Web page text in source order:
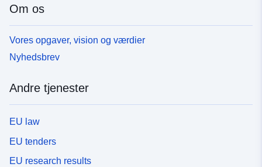
Om os
Vores opgaver, vision og værdier
Nyhedsbrev
Andre tjenester
EU law
EU tenders
EU research results